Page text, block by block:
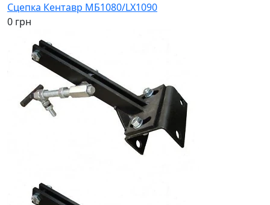
Сцепка Кентавр МБ1080/LX1090
0 грн